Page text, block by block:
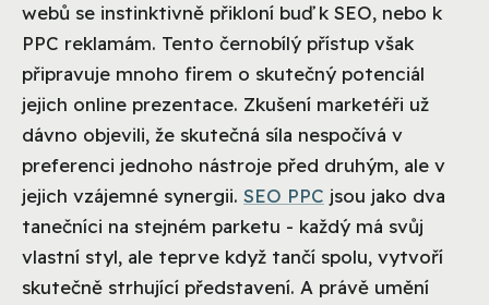
webů se instinktivně přikloní buď k SEO, nebo k
PPC reklamám. Tento černobílý přístup však
připravuje mnoho firem o skutečný potenciál
jejich online prezentace. Zkušení marketéři už
dávno objevili, že skutečná síla nespočívá v
preferenci jednoho nástroje před druhým, ale v
jejich vzájemné synergii. SEO PPC jsou jako dva
tanečníci na stejném parketu - každý má svůj
vlastní styl, ale teprve když tančí spolu, vytvoří
skutečně strhující představení. A právě umění